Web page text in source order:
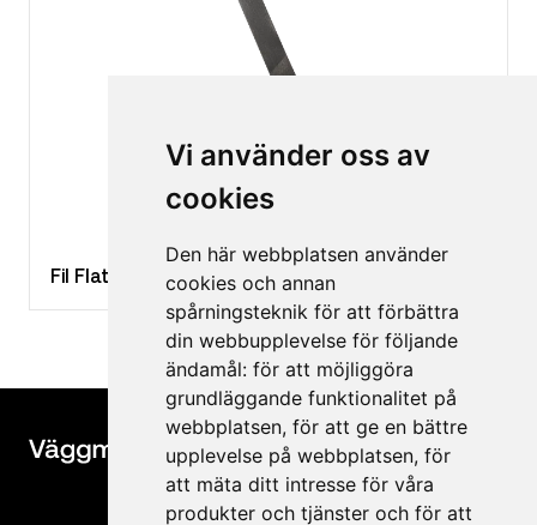
Vi använder oss av
cookies
Den här webbplatsen använder
cookies och annan
spårningsteknik för att förbättra
din webbupplevelse för följande
ändamål:för att möjliggöra
grundläggande funktionalitet på
webbplatsen,för att ge en bättre
upplevelse på webbplatsen,för
att mäta ditt intresse för våra
produkter och tjänster och för att
Fil Flat 200 mm